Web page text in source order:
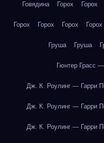
Говядина Горох Горох
Горох Горох Горох Горох
Груша Груша
Гюнтер Грасс
Дж. К. Роулинг — Гарри
Дж. К. Роулинг — Гарри
Дж. К. Роулинг — Гарри